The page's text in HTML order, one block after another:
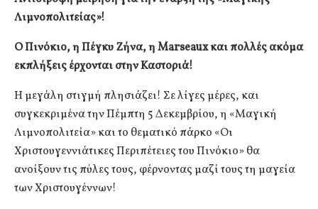
Λιμνοπολιτείας»!
Ο Πινόκιο, η Πέγκυ Ζήνα, η Marseaux και πολλές ακόμα
εκπλήξεις έρχονται στην Καστοριά!
Η μεγάλη στιγμή πλησιάζει! Σε λίγες μέρες, και
συγκεκριμένα την Πέμπτη 5 Δεκεμβρίου, η «Μαγική
Λιμνοπολιτεία» και το θεματικό πάρκο «Οι
Χριστουγεννιάτικες Περιπέτειες του Πινόκιο» θα
ανοίξουν τις πύλες τους, φέρνοντας μαζί τους τη μαγεία
των Χριστουγέννων!